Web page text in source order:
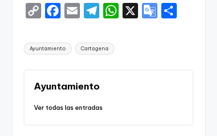
C
p
y
Li
n
k
F
c
e
b
o
o
E
ai
l
T
e
gr
a
W
A
X
G
e
Etiquetas:
Ayuntamiento Cartagena
Ayuntamiento
Ver todas las entradas